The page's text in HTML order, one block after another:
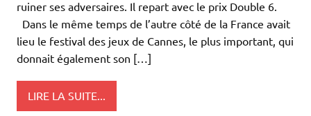
ruiner ses adversaires. Il repart avec le prix Double 6.
Dans le même temps de l’autre côté de la France avait
lieu le festival des jeux de Cannes, le plus important, qui
donnait également son […]
LIRE LA SUITE...